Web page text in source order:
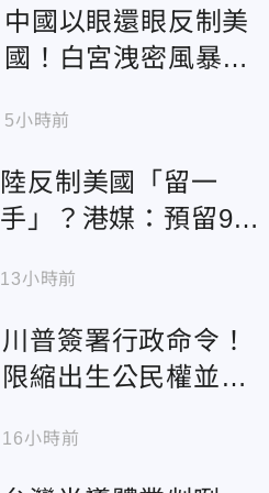
中國以眼還眼反制美
國！白宮洩密風暴再
5小時前
陸反制美國「留一
手」？港媒：預留9月
空間
13小時前
川普簽署行政命令！
限縮出生公民權並
移民
16小時前